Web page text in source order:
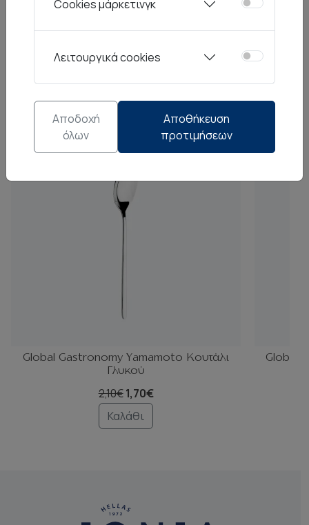
Global Gastronomy Yamamoto Κουτάλι
Γλυκού
2,10€1,70€
Καλάθι
Global
Cookies μάρκετινγκ
Λειτουργικά cookies
Αποδοχή
όλων
Αποθήκευση
προτιμήσεων